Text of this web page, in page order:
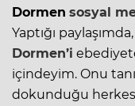
Dormen sosyal
Yaptığı
Dormen’i
içindeyim. Onu
dokunduğu